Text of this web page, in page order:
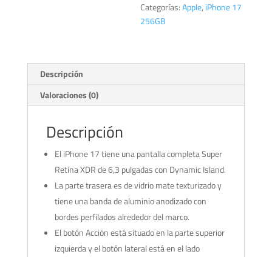
Categorías:Apple, iPhone 17
256GB
Descripción
Valoraciones (0)
Descripción
El iPhone 17 tiene una pantalla completa Super
Retina XDR de 6,3 pulgadas con Dynamic Island.
La parte trasera es de vidrio mate texturizado y
tiene una banda de aluminio anodizado con
bordes perfilados alrededor del marco.
El botón Acción está situado en la parte superior
izquierda y el botón lateral está en el lado